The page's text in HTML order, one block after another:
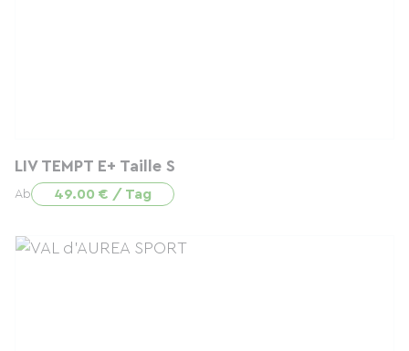
LIV TEMPT E+ Taille S
Ab 49.00 € / Tag